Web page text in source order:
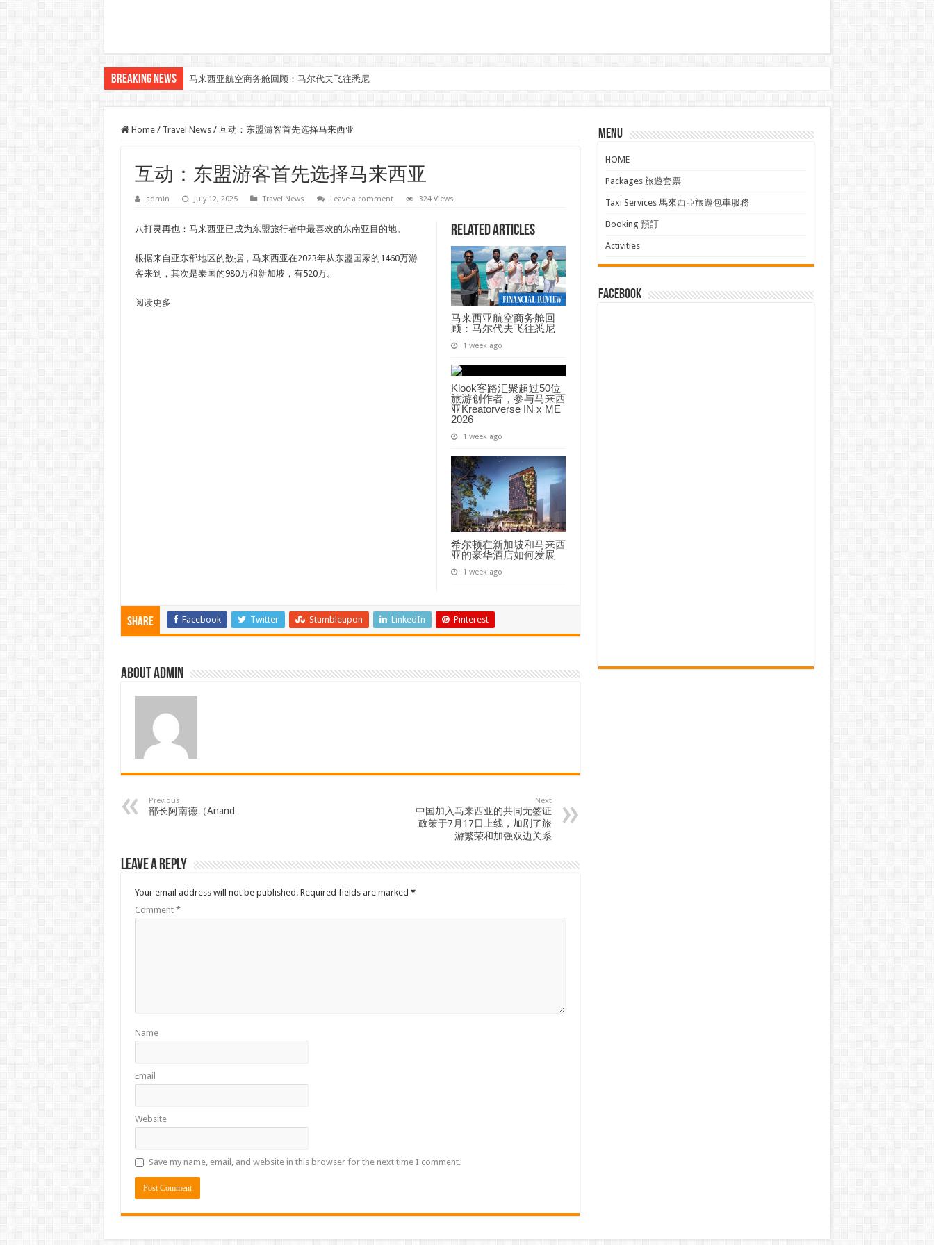
Breaking News 马来西亚航空商务舱回顾：马尔代夫飞往悉尼
Klook客路汇聚超过50位旅游创作者，参与马来西亚Kreatorverse IN x ME 2026
Home / Travel News / 互动：东盟游客首先选择马来西亚
互动：东盟游客首先选择马来西亚
admin July 12, 2025 Travel News Leave a comment 324 Views
Related Articles
马来西亚航空商务舱回
顾：马尔代夫飞往悉尼
1 week ago
Klook客路汇聚超过50位
旅游创作者，参与马来西
亚Kreatorverse IN x ME
2026
1 week ago
希尔顿在新加坡和马来西
亚的豪华酒店如何发展
1 week ago
八打灵再也：马来西亚已成为东盟旅行者中最喜欢的东南亚目的地。
根据来自亚东部地区的数据，马来西亚在2023年从东盟国家的1460万游
客来到，其次是泰国的980万和新加坡，有520万。
阅读更多
Share Facebook Twitter Stumbleupon LinkedIn Pinterest
About admin
Previous
部长阿南德（Anand
Next
中国加入马来西亚的共同无签证
政策于7月17日上线，加剧了旅
游繁荣和加强双边关系
Leave a Reply
Your email address will not be published. Required fields are marked *
Comment *
Name
Email
Website
Save my name, email, and website in this browser for the next time I comment.
Menu
HOME
Packages 旅遊套票
Taxi Services 馬來西亞旅遊包車服務
Booking 預訂
Activities
facebook